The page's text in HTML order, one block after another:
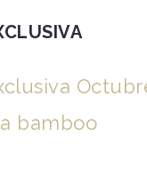
bamboo